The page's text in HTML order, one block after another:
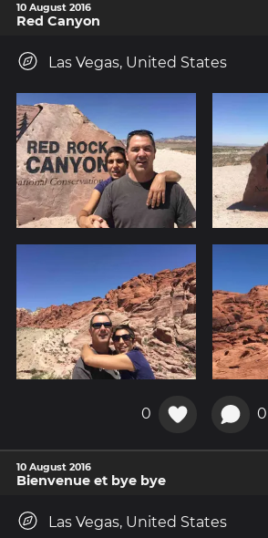
10 August 2016
Red Canyon
Las Vegas, United States
0 0
10 August 2016
Bienvenue et bye bye
Las Vegas, United States